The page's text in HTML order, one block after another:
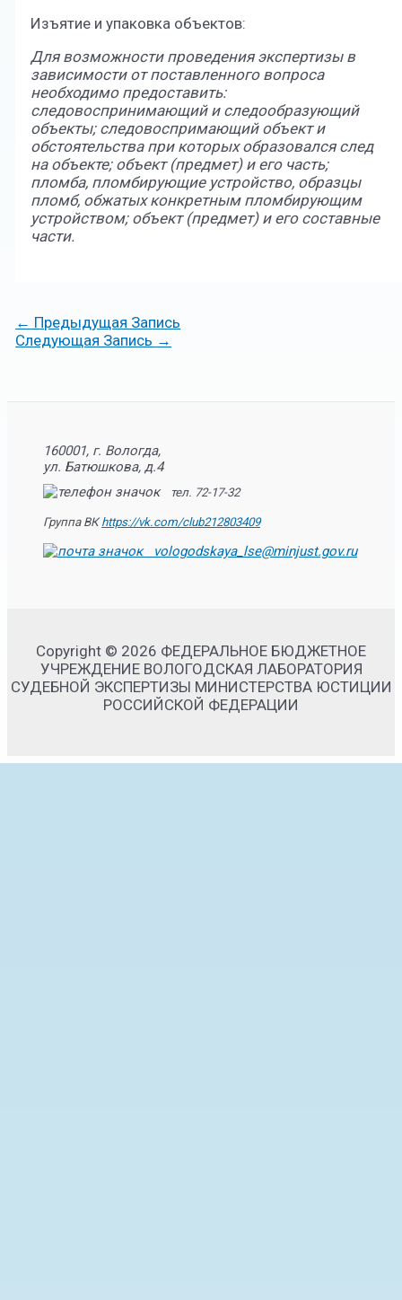
Изъятие и упаковка объектов:
Для возможности проведения экспертизы в
зависимости от поставленного вопроса
необходимо предоставить:
следовоспринимающий и следообразующий
объекты; следовоспримающий объект и
обстоятельства при которых образовался след
на объекте; объект (предмет) и его часть;
пломба, пломбирующие устройство, образцы
пломб, обжатых конкретным пломбирующим
устройством; объект (предмет) и его составные
части.
← Предыдущая Запись
Следующая Запись →
160001, г. Вологда,
ул. Батюшкова, д.4
тел. 72-17-32
Группа ВКhttps://vk.com/club212803409
vologodskaya_lse@minjust.gov.ru
Copyright © 2026 ФЕДЕРАЛЬНОЕ БЮДЖЕТНОЕ
УЧРЕЖДЕНИЕ ВОЛОГОДСКАЯ ЛАБОРАТОРИЯ
СУДЕБНОЙ ЭКСПЕРТИЗЫ МИНИСТЕРСТВА ЮСТИЦИИ
РОССИЙСКОЙ ФЕДЕРАЦИИ